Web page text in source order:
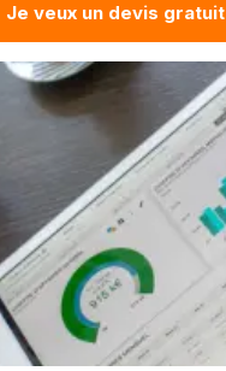
Je veux un devis gratuit